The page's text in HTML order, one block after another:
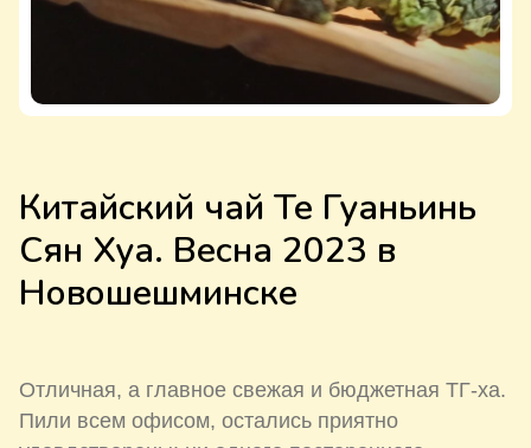
Китайский чай Те Гуаньинь
Сян Хуа. Весна 2023 в
Новошешминске
Отличная, а главное свежая и бюджетная ТГ-ха.
Пили всем офисом, остались приятно